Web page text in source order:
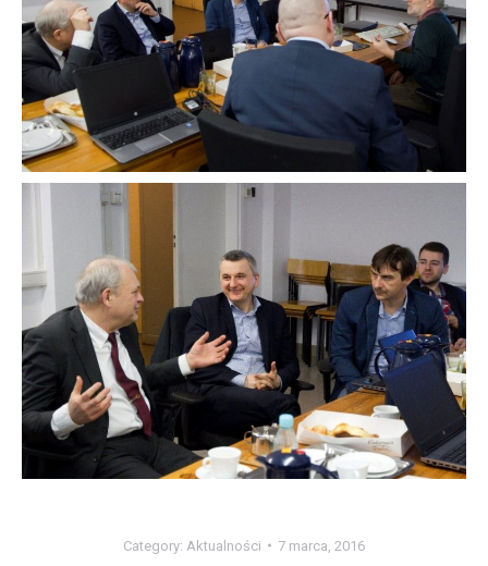
Category: Aktualności 7 marca, 2016